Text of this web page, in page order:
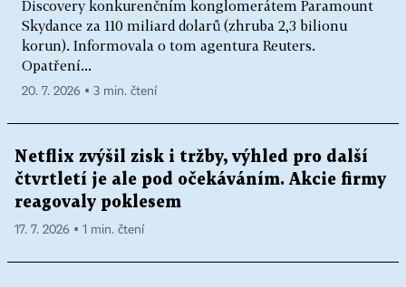
Discovery konkurenčním konglomerátem Paramount
Skydance za 110 miliard dolarů (zhruba 2,3 bilionu
korun). Informovala o tom agentura Reuters.
Opatření...
20. 7. 2026 ▪ 3 min. čtení
Netflix zvýšil zisk i tržby, výhled pro další
čtvrtletí je ale pod očekáváním. Akcie firmy
reagovaly poklesem
17. 7. 2026 ▪ 1 min. čtení